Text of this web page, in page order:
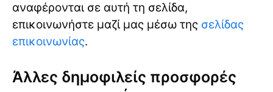
αναφέρονται σε αυτή τη σελίδα,
επικοινωνήστε μαζί μας μέσω της σελίδας
επικοινωνίας.
Άλλες δημοφιλείς προσφορές